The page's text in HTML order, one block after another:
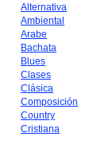
Alternativa
Ambiental
Arabe
Bachata
Blues
Clases
Clásica
Composición
Country
Cristiana